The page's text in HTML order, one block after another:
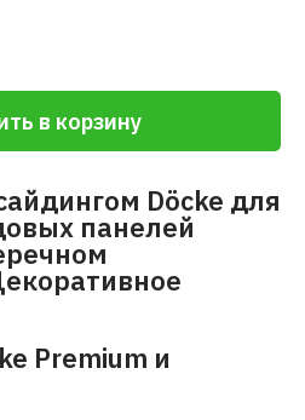
в корзину
Döcke для
панелей
Premium и